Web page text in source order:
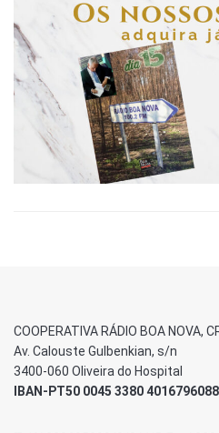
COOPERATIVA RÁDIO BOA NOVA,
Av. Calouste Gulbenkian, s/n
3400-060 Oliveira do Hospital
IBAN-PT50 0045 3380